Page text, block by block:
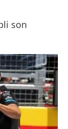
son